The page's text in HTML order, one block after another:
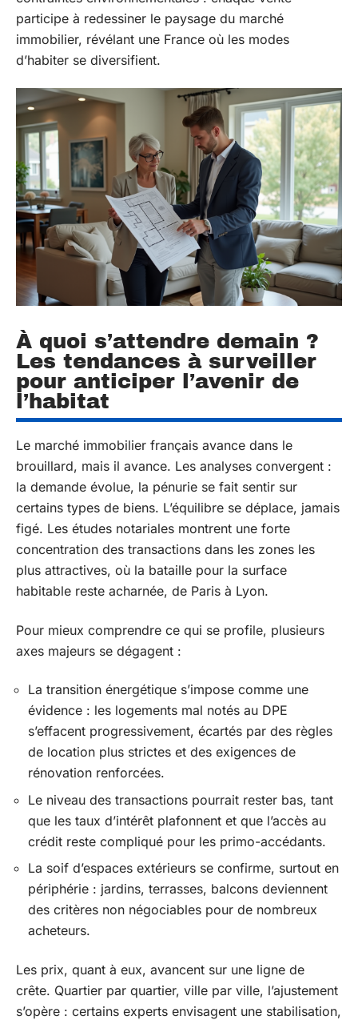
participe à redessiner le paysage du marché
immobilier, révélant une France où les modes
d’habiter se diversifient.
À quoi s’attendre demain ?
Les tendances à surveiller
pour anticiper l’avenir de
l’habitat
Le marché immobilier français avance dans le
brouillard, mais il avance. Les analyses convergent :
la demande évolue, la pénurie se fait sentir sur
certains types de biens. L’équilibre se déplace, jamais
figé. Les études notariales montrent une forte
concentration des transactions dans les zones les
plus attractives, où la bataille pour la surface
habitable reste acharnée, de Paris à Lyon.
Pour mieux comprendre ce qui se profile, plusieurs
axes majeurs se dégagent :
La transition énergétique s’impose comme une
évidence : les logements mal notés au DPE
s’effacent progressivement, écartés par des règles
de location plus strictes et des exigences de
rénovation renforcées.
Le niveau des transactions pourrait rester bas, tant
que les taux d’intérêt plafonnent et que l’accès au
crédit reste compliqué pour les primo-accédants.
La soif d’espaces extérieurs se confirme, surtout en
périphérie : jardins, terrasses, balcons deviennent
des critères non négociables pour de nombreux
acheteurs.
Les prix, quant à eux, avancent sur une ligne de
crête. Quartier par quartier, ville par ville, l’ajustement
s’opère : certains experts envisagent une stabilisation,